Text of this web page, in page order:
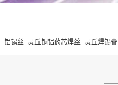
铝锡丝 灵丘铜铝药芯焊丝 灵丘焊锡膏